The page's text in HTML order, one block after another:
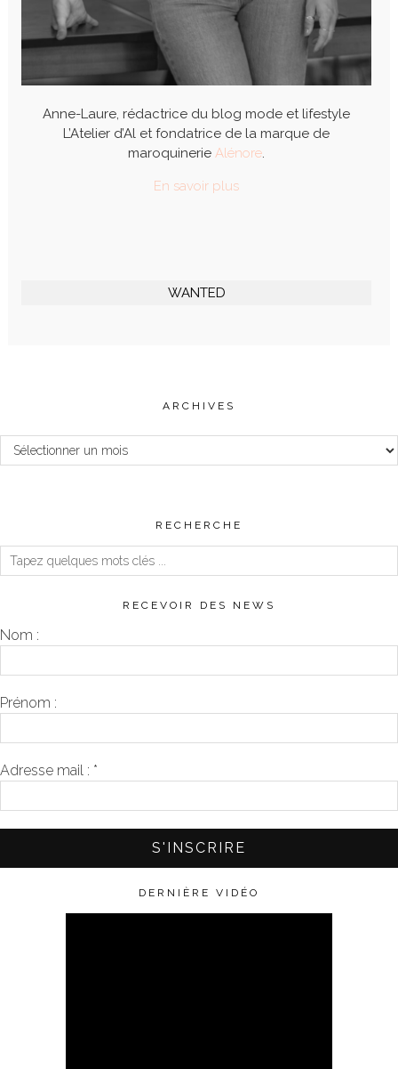
Anne-Laure, rédactrice du blog mode et lifestyle
L’Atelier d’Al et fondatrice de la marque de
maroquinerie Alénore.
En savoir plus
WANTED
ARCHIVES
Archives
RECHERCHE
RECEVOIR DES NEWS
Nom :
Prénom :
Adresse mail : *
DERNIÈRE VIDÉO